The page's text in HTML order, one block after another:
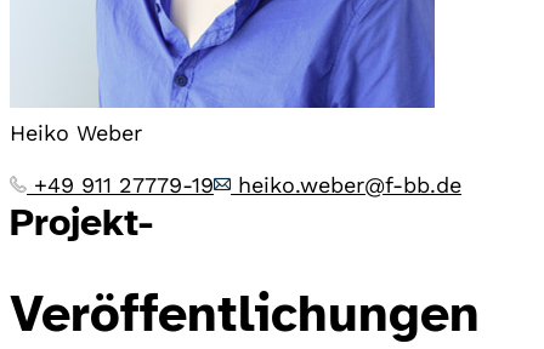
Heiko Weber
+49 911 27779-19 heiko.weber@f-bb.de
Projekt-
Veröffentlichungen